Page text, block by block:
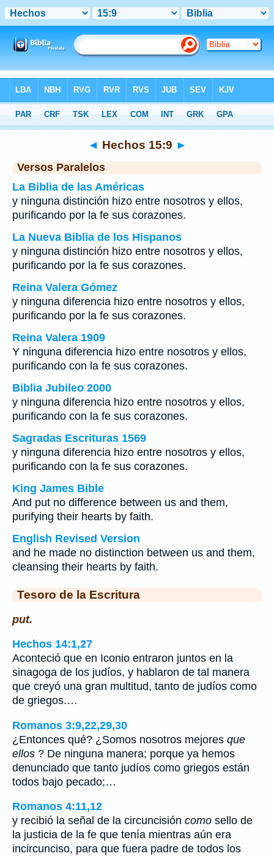
>Hechos Capítulo 15 > Verso 9
◄ Hechos 15:9 ►
Versos Paralelos
La Biblia de las Américas
y ninguna distinción hizo entre nosotros y ellos,
purificando por la fe sus corazones.
La Nueva Biblia de los Hispanos
y ninguna distinción hizo entre nosotros y ellos,
purificando por la fe sus corazones.
Reina Valera Gómez
y ninguna diferencia hizo entre nosotros y ellos,
purificando por la fe sus corazones.
Reina Valera 1909
Y ninguna diferencia hizo entre nosotros y ellos,
purificando con la fe sus corazones.
Biblia Jubileo 2000
y ninguna diferencia hizo entre nosotros y ellos,
purificando con la fe sus corazones.
Sagradas Escrituras 1569
y ninguna diferencia hizo entre nosotros y ellos,
purificando con la fe sus corazones.
King James Bible
And put no difference between us and them,
purifying their hearts by faith.
English Revised Version
and he made no distinction between us and them,
cleansing their hearts by faith.
Tesoro de la Escritura
put.
Hechos 14:1,27
Aconteció que en Iconio entraron juntos en la
sinagoga de los judíos, y hablaron de tal manera
que creyó una gran multitud, tanto de judíos como
de griegos.…
Romanos 3:9,22,29,30
¿Entonces qué? ¿Somos nosotros mejores que
ellos ? De ninguna manera; porque ya hemos
denunciado que tanto judíos como griegos están
todos bajo pecado;…
Romanos 4:11,12
y recibió la señal de la circuncisión como sello de
la justicia de la fe que tenía mientras aún era
incircunciso, para que fuera padre de todos los